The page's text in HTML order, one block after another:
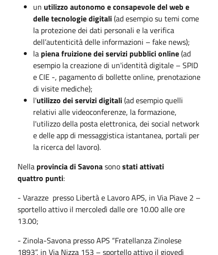
un utilizzo autonomo e consapevole del web e
delle tecnologie digitali(ad esempio su temi come
la protezione dei dati personali e la verifica
dell’autenticità delle informazioni – fake news);
la piena fruizione dei servizi pubblici online(ad
esempio la creazione di un'identità digitale – SPID
e CIE -, pagamento di bollette online, prenotazione
di visite mediche);
l'utilizzo dei servizi digitali(ad esempio quelli
relativi alle videoconferenze, la formazione,
l'utilizzo della posta elettronica, dei social network
e delle app di messaggistica istantanea, portali per
la ricerca del lavoro).
Nella provincia di Savonasonostati attivati
quattro punti:
- Varazze presso Libertà e Lavoro APS, in Via Piave 2 –
sportello attivo il mercoledì dalle ore 10.00 alle ore
13.00;
- Zinola-Savona presso APS “Fratellanza Zinolese
1893”, in Via Nizza 153 – sportello attivo il giovedì